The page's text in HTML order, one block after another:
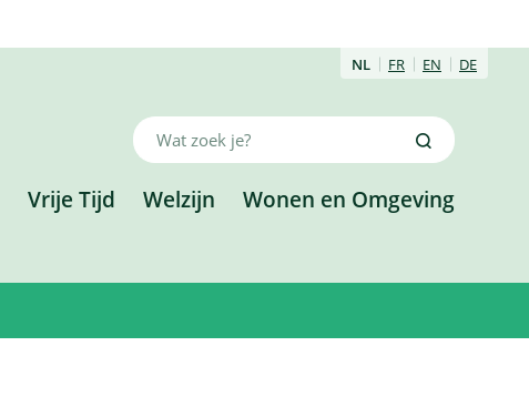
NL FR EN DE
Wat
zoek
Zoeken
Vrije Tijd Welzijn Wonen en Omgeving